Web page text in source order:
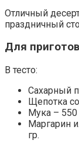
Отличный
праздничный
Для
В тесто:
Сахарный
Щепотка
Мука – 550
Маргарин
гр.